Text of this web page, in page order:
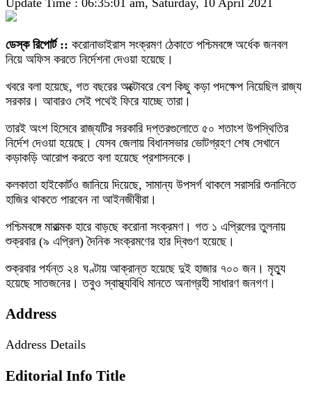
Update Time : 06:35:01 am, Saturday, 10 April 2021
ডেস্ক রিপোর্ট :: করোনাভাইরাস সংক্রমণ ঠেকাতে পশ্চিমবঙ্গে অর্ধেক জনবল
নিয়ে অফিস করতে নির্দেশনা দেওয়া হয়েছে।
খবরে বলা হয়েছে, গত বছরের অক্টোবরে বেশ কিছু কড়া পদক্ষেপ নিয়েছিল রাজ্য
সরকার। আবারও সেই পথেই ফিরে যাচ্ছে তারা।
তারই অংশ হিসেবে রাজ্যটির সরকারি দপ্তরগুলোতে ৫০ শতাংশ উপস্থিতির
নির্দেশ দেওয়া হয়েছে। যেসব জেলায় বিধানসভার ভোটগ্রহণ শেষ সেখানে
কড়াকড়ি আরোপ করতে বলা হয়েছে প্রশাসনকে।
কলকাতা হাইকোর্টও জানিয়ে দিয়েছে, সামান্য উপসর্গ থাকলে সরাসরি শুনানিতে
হাজির থাকতে পারবেন না আইনজীবীরা।
পশ্চিমবঙ্গে মারাত্মক হারে বাড়ছে করোনা সংক্রমণ। গত ১ এপ্রিলের তুলনায়
শুক্রবার (৯ এপ্রিল) দৈনিক সংক্রমণের হার দ্বিগুণ হয়েছে।
শুক্রবার পর্যন্ত ২৪ ঘণ্টায় আক্রান্ত হয়েছে দুই হাজার ৭০০ জন। মৃত্যু
হয়েছে সাতজনের। তবুও স্বাস্থ্যবিধি মানতে অনাগ্রহী সাধারণ জনগণ।
Address
Address Details
Editorial Info Title